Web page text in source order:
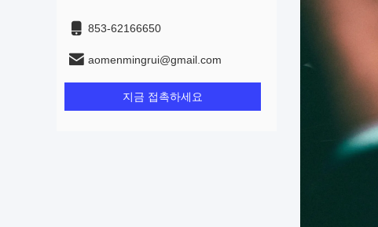
853-62166650‬
aomenmingrui@gmail.com
지금 접촉하세요